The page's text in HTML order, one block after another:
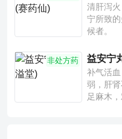
清肝泻
宁所致
候者。
非处方药 益安宁
补气活
弱，肝
足麻木